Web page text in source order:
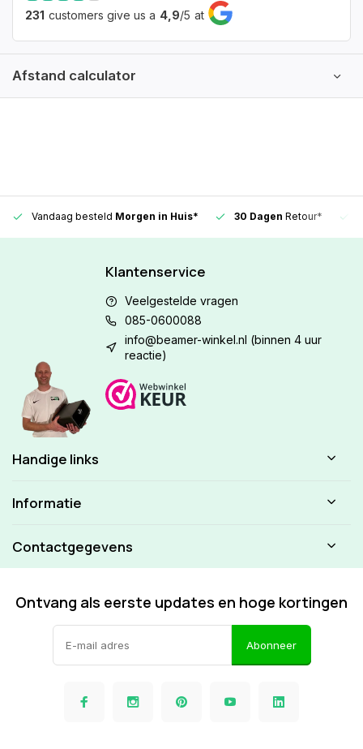
231 customers give us a 4,9/5 at
Afstand calculator
Vandaag besteld Morgen in Huis* 30 Dagen Retour*
Klantenservice
Veelgestelde vragen
085-0600088
info@beamer-winkel.nl (binnen 4 uur
reactie)
Handige links
Informatie
Contactgegevens
Ontvang als eerste updates en hoge kortingen
Abonneer